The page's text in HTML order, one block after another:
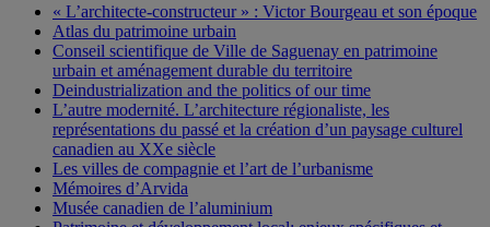
« L’architecte-constructeur » : Victor Bourgeau et son époque
Atlas du patrimoine urbain
Conseil scientifique de Ville de Saguenay en patrimoine
urbain et aménagement durable du territoire
Deindustrialization and the politics of our time
L’autre modernité. L’architecture régionaliste, les
représentations du passé et la création d’un paysage culturel
canadien au XXe siècle
Les villes de compagnie et l’art de l’urbanisme
Mémoires d’Arvida
Musée canadien de l’aluminium